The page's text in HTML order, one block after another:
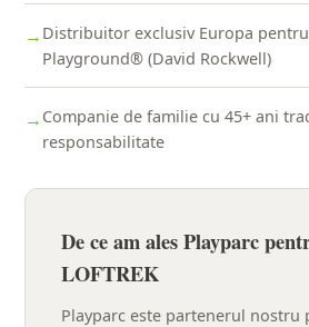
→ Distribuitor exclusiv Europa
Playground® (David Rockwell)
→ Companie de familie cu 45+ ani
responsabilitate
De ce am ales Playparc
LOFTREK
Playparc este partenerul